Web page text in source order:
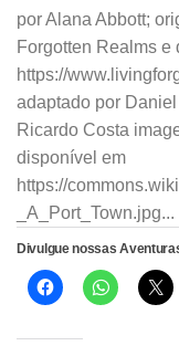
por Alana Abbott;
Forgotten Realms
https://
adaptado por
Ricardo Costa
disponível em
https://
_A_Port_Town.jpg...
Divulgue nossas